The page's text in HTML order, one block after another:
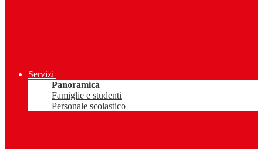
Servizi
Panoramica
Famiglie e studenti
Personale scolastico